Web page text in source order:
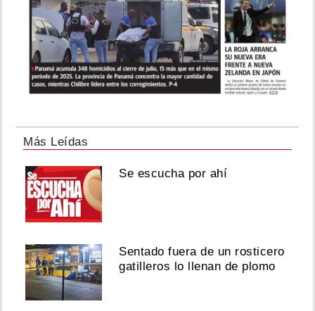
Más Leídas
Se escucha por ahí
Sentado fuera de un rosticero
gatilleros lo llenan de plomo